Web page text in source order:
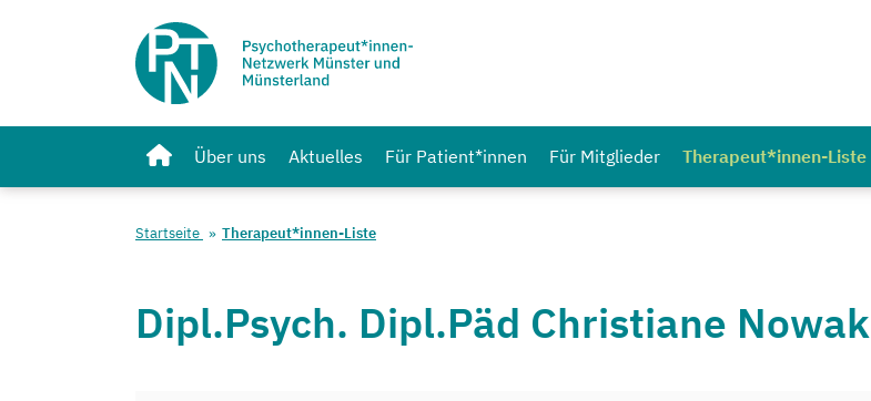
Über uns Aktuelles Für Patient*innen Für Mitglieder Therapeut*innen-Liste
Startseite Therapeut*innen-Liste
Dipl.Psych. Dipl.Päd Christiane Nowak